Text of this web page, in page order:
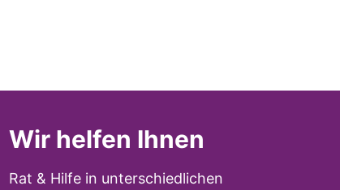
Wir helfen Ihnen
Rat & Hilfe in unterschiedlichen